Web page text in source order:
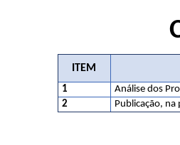
ITEM
1
Análise dos
2
Publicação, na